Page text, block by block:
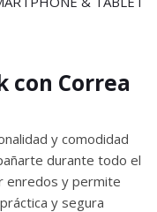
con Correa
y comodidad
durante todo el
enredos y permite
y segura